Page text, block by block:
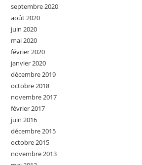
septembre 2020
août 2020
juin 2020
mai 2020
février 2020
janvier 2020
décembre 2019
octobre 2018
novembre 2017
février 2017
juin 2016
décembre 2015
octobre 2015
novembre 2013